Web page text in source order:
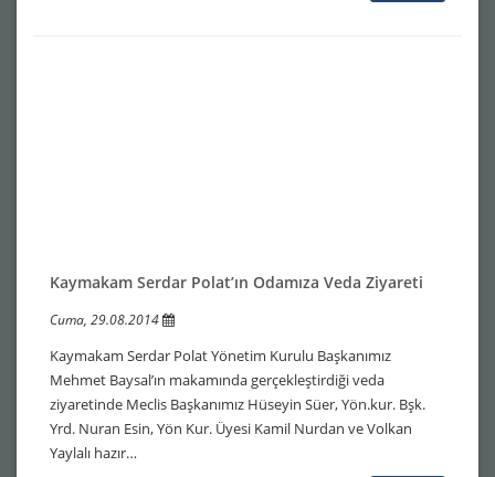
Kaymakam Serdar Polat’ın Odamıza Veda Ziyareti
Cuma, 29.08.2014
Kaymakam Serdar Polat Yönetim Kurulu Başkanımız
Mehmet Baysal’ın makamında gerçekleştirdiği veda
ziyaretinde Meclis Başkanımız Hüseyin Süer, Yön.kur. Bşk.
Yrd. Nuran Esin, Yön Kur. Üyesi Kamil Nurdan ve Volkan
Yaylalı hazır…